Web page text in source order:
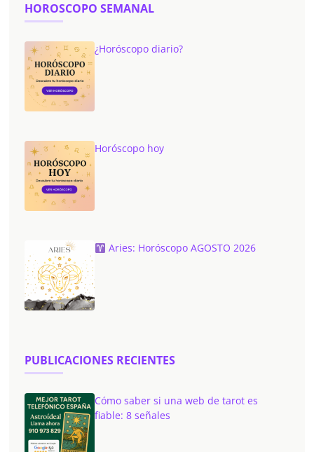
HOROSCOPO SEMANAL
¿Horóscopo diario?
Horóscopo hoy
Aries: Horóscopo AGOSTO 2026
PUBLICACIONES RECIENTES
Cómo saber si una web de tarot es
fiable: 8 señales